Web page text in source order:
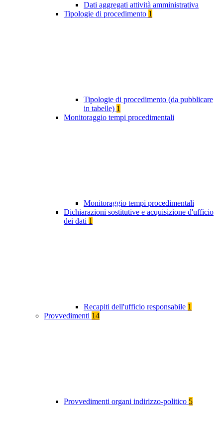
Dati aggregati attività amministrativa
Tipologie di procedimento 1
Tipologie di procedimento (da pubblicare
in tabelle) 1
Monitoraggio tempi procedimentali
Monitoraggio tempi procedimentali
Dichiarazioni sostitutive e acquisizione d'ufficio
dei dati 1
Recapiti dell'ufficio responsabile 1
Provvedimenti 14
Provvedimenti organi indirizzo-politico 5